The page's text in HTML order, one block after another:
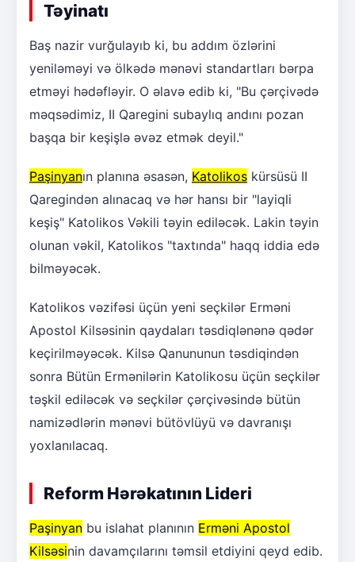
Təyinatı
Baş nazir vurğulayıb ki, bu addım özlərini
yeniləməyi və ölkədə mənəvi standartları bərpa
etməyi hədəfləyir. O əlavə edib ki, "Bu çərçivədə
məqsədimiz, II Qaregini subaylıq andını pozan
başqa bir keşişlə əvəz etmək deyil."
Paşinyanın planına əsasən, Katolikos kürsüsü II
Qaregindən alınacaq və hər hansı bir "layiqli
keşiş" Katolikos Vəkili təyin ediləcək. Lakin təyin
olunan vəkil, Katolikos "taxtında" haqq iddia edə
bilməyəcək.
Katolikos vəzifəsi üçün yeni seçkilər Erməni
Apostol Kilsəsinin qaydaları təsdiqlənənə qədər
keçirilməyəcək. Kilsə Qanununun təsdiqindən
sonra Bütün Ermənilərin Katolikosu üçün seçkilər
təşkil ediləcək və seçkilər çərçivəsində bütün
namizədlərin mənəvi bütövlüyü və davranışı
yoxlanılacaq.
Reform Hərəkatının Lideri
Paşinyan bu islahat planının Erməni Apostol
Kilsəsinin davamçılarını təmsil etdiyini qeyd edib.